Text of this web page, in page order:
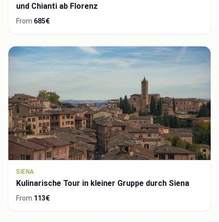
und Chianti ab Florenz
From 685€
SIENA
Kulinarische Tour in kleiner Gruppe durch Siena
From 113€